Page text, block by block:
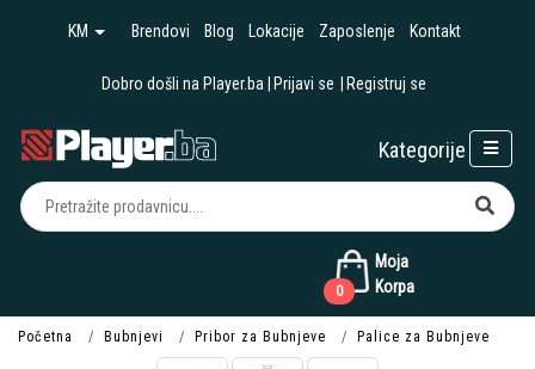
KM Brendovi Blog Lokacije Zaposlenje Kontakt
Dobro došli na Player.ba Prijavi se Registruj se
Moja
Korpa
0
Kategorije
Početna Bubnjevi Pribor za Bubnjeve Palice za Bubnjeve